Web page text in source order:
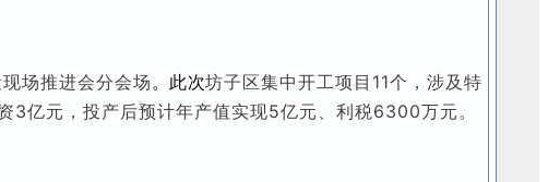
场推进会分会场 。此次坊子区集中开工项目11个，涉及特
3亿元，投产后预计年产值实现5亿元、利税6300万元。